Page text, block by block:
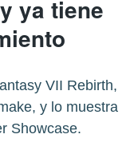
ya tiene
VII Rebirth,
y lo muestra
Showcase.